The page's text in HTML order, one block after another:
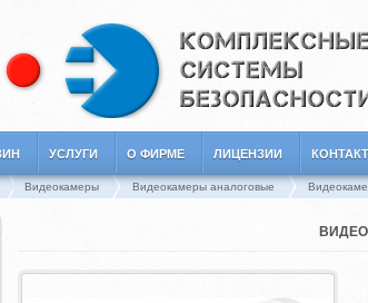
УСЛУГИ О ФИРМЕ ЛИЦЕНЗИИ
Видеокамеры Видеокамеры аналоговые